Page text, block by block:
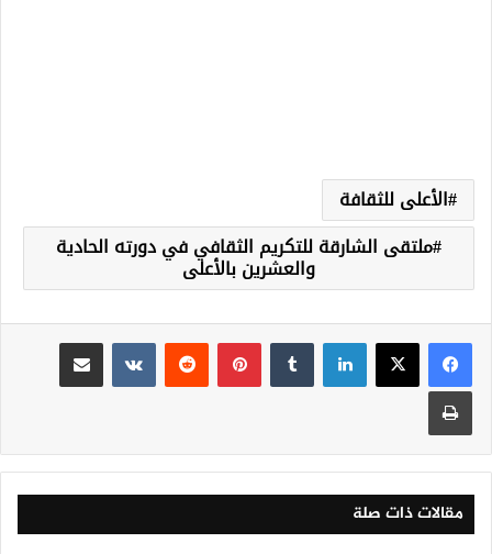
الأعلى للثقافة
ملتقى الشارقة للتكريم الثقافي في دورته الحادية
والعشرين بالأعلى
لينكدإن بينتيريست
مقالات ذات صلة